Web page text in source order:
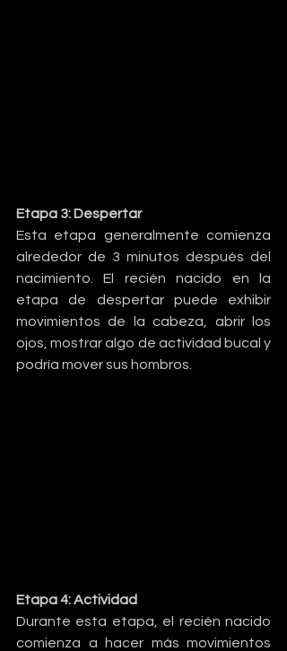
Etapa 3: Despertar
Esta etapa generalmente comienza
alrededor de 3 minutos después del
nacimiento. El recién nacido en la
etapa de despertar puede exhibir
movimientos de la cabeza, abrir los
ojos, mostrar algo de actividad bucal y
podría mover sus hombros.
Etapa 4: Actividad
Durante esta etapa, el recién nacido
comienza a hacer más movimientos